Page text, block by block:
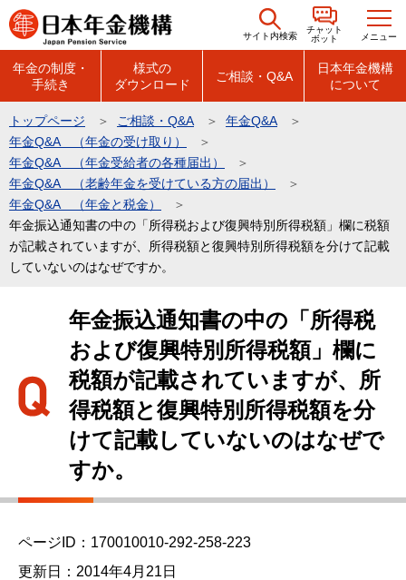
こ
の
の
先
頭
で
す
サイト内検索
チャット
ボット
メニュー
年金の制度・
手続き
様式の
ダウンロード
ご相談・Q&A
日本年金機構
について
トップページ ご相談・Q&A
年金Q&A
年金Q&A （年金の受け取り）
年金Q&A （年金受給者の各種届出）
年金Q&A （老齢年金を受けている方の届出）
年金Q&A （年金と税金）
年金振込通知書の中の「所得税および復興特別所得税額」欄に税額
が記載されていますが、所得税額と復興特別所得税額を分けて記載
していないのはなぜですか。
年金振込通知書の中の「所得税
および復興特別所得税額」欄に
税額が記載されていますが、所
得税額と復興特別所得税額を分
けて記載していないのはなぜで
すか。
ページID：170010010-292-258-223
更新日：2014年4月21日